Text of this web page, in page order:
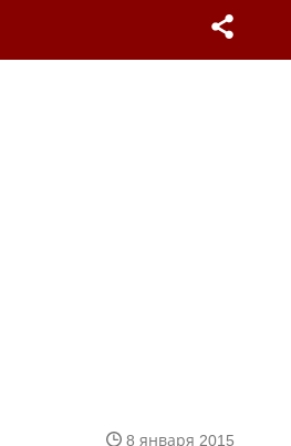
8 января 2015